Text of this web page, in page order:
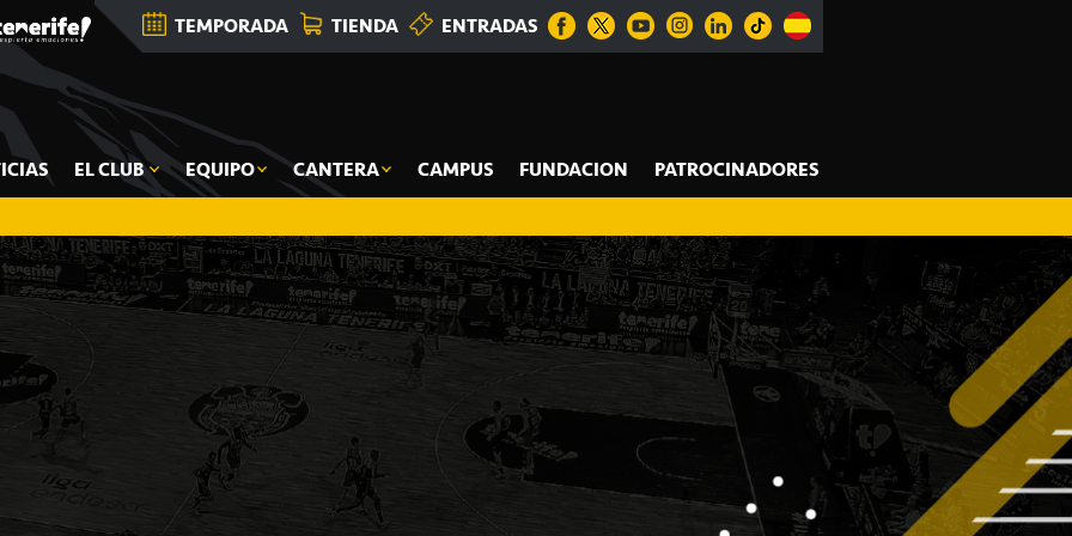
TEMPORADA TIENDA ENTRADAS
EL CLUB EQUIPO CANTERA CAMPUS FUNDACION PATROCINADORES